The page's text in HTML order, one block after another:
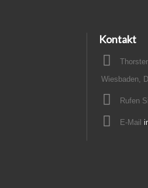
Kontakt
Wiesbaden,
Rufen
E-Mail